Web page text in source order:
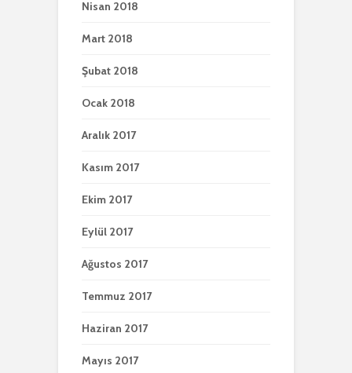
Nisan 2018
Mart 2018
Şubat 2018
Ocak 2018
Aralık 2017
Kasım 2017
Ekim 2017
Eylül 2017
Ağustos 2017
Temmuz 2017
Haziran 2017
Mayıs 2017